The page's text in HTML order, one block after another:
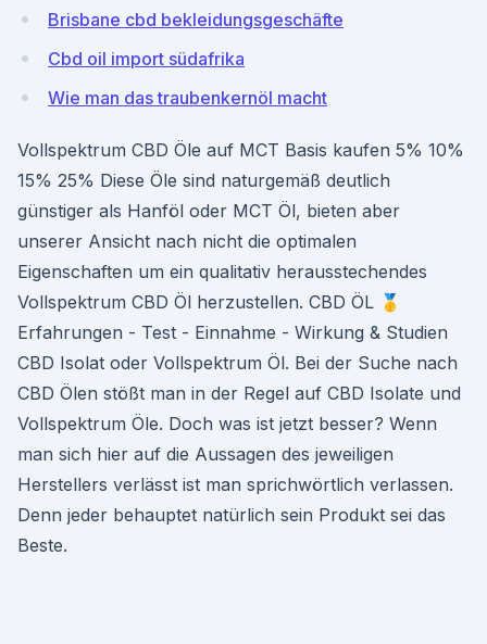
Brisbane cbd bekleidungsgeschäfte
Cbd oil import südafrika
Wie man das traubenkernöl macht
Vollspektrum CBD Öle auf MCT Basis kaufen 5% 10%
15% 25% Diese Öle sind naturgemäß deutlich
günstiger als Hanföl oder MCT Öl, bieten aber
unserer Ansicht nach nicht die optimalen
Eigenschaften um ein qualitativ herausstechendes
Vollspektrum CBD Öl herzustellen. CBD ÖL 🥇
Erfahrungen - Test - Einnahme - Wirkung & Studien
CBD Isolat oder Vollspektrum Öl. Bei der Suche nach
CBD Ölen stößt man in der Regel auf CBD Isolate und
Vollspektrum Öle. Doch was ist jetzt besser? Wenn
man sich hier auf die Aussagen des jeweiligen
Herstellers verlässt ist man sprichwörtlich verlassen.
Denn jeder behauptet natürlich sein Produkt sei das
Beste.